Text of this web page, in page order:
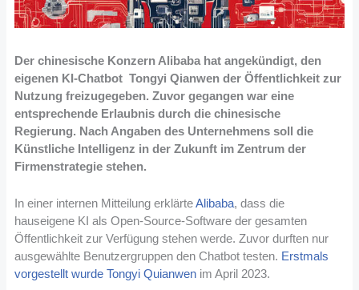
Der chinesische Konzern Alibaba hat angekündigt, den
eigenen KI-Chatbot Tongyi Qianwen der Öffentlichkeit zur
Nutzung freizugegeben. Zuvor gegangen war eine
entsprechende Erlaubnis durch die chinesische
Regierung. Nach Angaben des Unternehmens soll die
Künstliche Intelligenz in der Zukunft im Zentrum der
Firmenstrategie stehen.
In einer internen Mitteilung erklärteAlibaba, dass die
hauseigene KI als Open-Source-Software der gesamten
Öffentlichkeit zur Verfügung stehen werde. Zuvor durften nur
ausgewählte Benutzergruppen den Chatbot testen. Erstmals
vorgestellt wurde Tongyi Quianwen im April 2023.